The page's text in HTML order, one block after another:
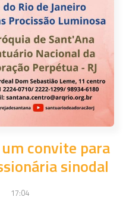
um convite para
sinodal
17:04